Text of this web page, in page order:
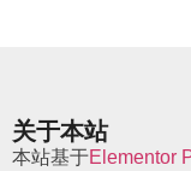
关于本站
本站基于Elementor